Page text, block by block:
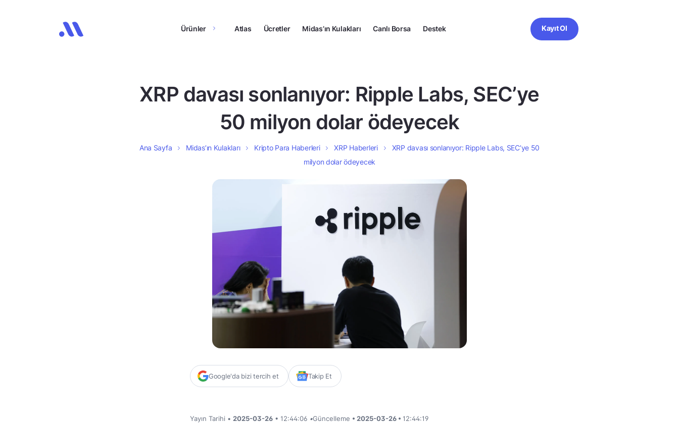
Ürünler Atlas Ücretler Midas’ın Kulakları Canlı Borsa Destek Kayıt Ol
XRP davası sonlanıyor: Ripple Labs, SEC’ye
50 milyon dolar ödeyecek
Ana Sayfa Midas’ın Kulakları Kripto Para Haberleri XRP Haberleri
XRP davası sonlanıyor: Ripple Labs, SEC’ye 50
milyon dolar ödeyecek
Google'da bizi tercih et Takip Et
Yayın Tarihi • 2025-03-26 • 12:44:06 •Güncelleme • 2025-03-26 • 12:44:19